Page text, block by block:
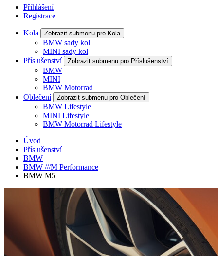
Přihlášení
Registrace
Kola Zobrazit submenu pro Kola
BMW sady kol
MINI sady kol
Příslušenství
Zobrazit submenu pro Příslušenství
BMW
MINI
BMW Motorrad
Oblečení
Zobrazit submenu pro Oblečení
BMW Lifestyle
MINI Lifestyle
BMW Motorrad Lifestyle
Úvod
Příslušenství
BMW
BMW ///M Performance
BMW M5